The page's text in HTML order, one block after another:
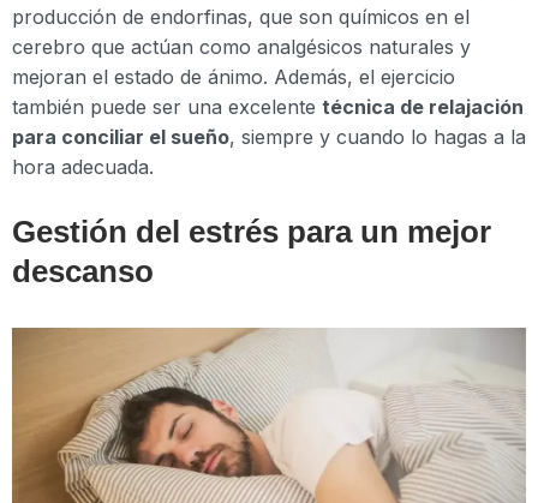
producción de endorfinas, que son químicos en el
cerebro que actúan como analgésicos naturales y
mejoran el estado de ánimo. Además, el ejercicio
también puede ser una excelente técnica de relajación
para conciliar el sueño, siempre y cuando lo hagas a la
hora adecuada.
Gestión del estrés para un mejor
descanso